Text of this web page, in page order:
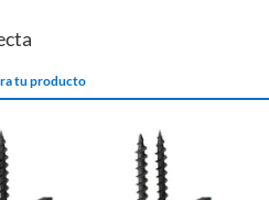
tu producto